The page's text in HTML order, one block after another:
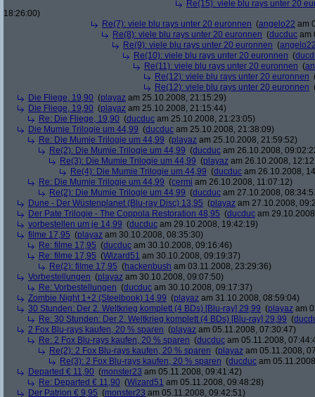
Re(15): viele blu rays unter 20
18:26:00)
Re(7): viele blu rays unter 20 euronnen (angelo22 am
Re(8): viele blu rays unter 20 euronnen (ducduc am
Re(9): viele blu rays unter 20 euronnen (
Re(10): viele blu rays unter 20 euronnen (
Re(11): viele blu rays unter 20 euronnen (
Re(12): viele blu rays unter 20 euronnen
Re(12): viele blu rays unter 20 euronnen
Die Fliege, 19,90 (playaz am 25.10.2008, 21:15:29)
Die Fliege, 19,90 (playaz am 25.10.2008, 21:15:44)
Re: Die Fliege, 19,90 (ducduc am 25.10.2008, 21:23:05)
Die Mumie Trilogie um 44,99 (ducduc am 25.10.2008, 21:38:09)
Re: Die Mumie Trilogie um 44,99 (playaz am 25.10.2008, 21:59:52)
Re(2): Die Mumie Trilogie um 44,99 (ducduc am 26.10.2008,
Re(3): Die Mumie Trilogie um 44,99 (playaz am 26.10.2008,
Re(4): Die Mumie Trilogie um 44,99 (ducduc am 26.10.2008,
Re: Die Mumie Trilogie um 44,99 (cermi am 26.10.2008, 11:07:12)
Re(2): Die Mumie Trilogie um 44,99 (ducduc am 27.10.2008,
Dune - Der Wüstenplanet (Blu-ray Disc) 13,95 (playaz am 27.10.2008,
Der Pate Trilogie - The Coppola Restoration 48,95 (ducduc am
vorbestellen um je 14,99 (ducduc am 29.10.2008, 19:42:19)
filme 17,95 (playaz am 30.10.2008, 08:35:30)
Re: filme 17,95 (ducduc am 30.10.2008, 09:16:46)
Re: filme 17,95 (Wizard51 am 30.10.2008, 09:19:37)
Re(2): filme 17,95 (hackenbush am 03.11.2008, 23:29:36)
Vorbestellungen (playaz am 30.10.2008, 09:07:50)
Re: Vorbestellungen (ducduc am 30.10.2008, 09:17:37)
Zombie Night 1+2 (Steelbook) 14,99 (playaz am 31.10.2008, 08:59:04)
30 Stunden: Der 2. Weltkrieg komplett (4 BDs) [Blu-ray] 29,99 (playaz am
Re: 30 Stunden: Der 2. Weltkrieg komplett (4 BDs) [Blu-ray] 29,99 (
2 Fox Blu-rays kaufen, 20 % sparen (playaz am 05.11.2008, 07:30:47)
Re: 2 Fox Blu-rays kaufen, 20 % sparen (ducduc am 05.11.2008,
Re(2): 2 Fox Blu-rays kaufen, 20 % sparen (playaz am 05.11.2008,
Re(3): 2 Fox Blu-rays kaufen, 20 % sparen (ducduc am
Departed € 11,90 (monster23 am 05.11.2008, 09:41:42)
Re: Departed € 11,90 (Wizard51 am 05.11.2008, 09:48:28)
Der Patrion € 9,95 (monster23 am 05.11.2008, 09:42:51)